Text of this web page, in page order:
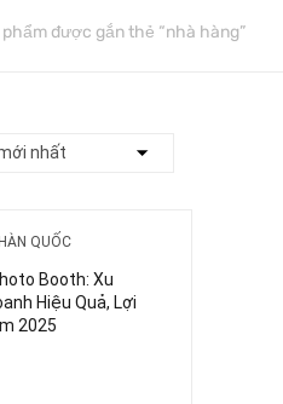
phẩm được gắn thẻ “nhà hàng”
QUỐC
Booth: Xu
Hiệu Quả, Lợi
2025